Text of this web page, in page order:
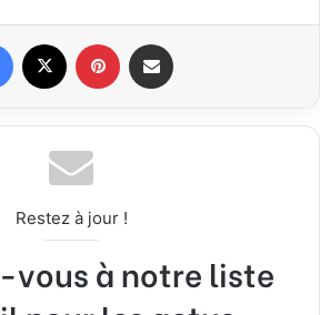
Restez à jour !
vous à notre liste